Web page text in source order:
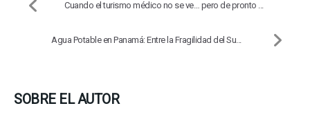
Cuando el turismo médico no se ve… pero de pronto ...
Agua Potable en Panamá: Entre la Fragilidad del Su...
SOBRE EL AUTOR